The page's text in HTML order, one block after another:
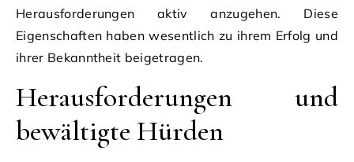
Herausforderungen aktiv anzugehen. Diese
Eigenschaften haben wesentlich zu ihrem Erfolg und
ihrer Bekanntheit beigetragen.
Herausforderungen und
bewältigte Hürden